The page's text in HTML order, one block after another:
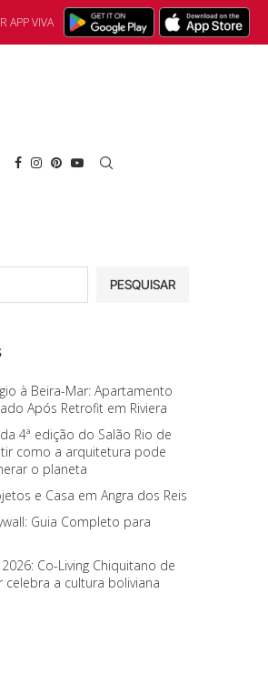
APP VIVA
PESQUISAR
à Beira-Mar: Apartamento
Após Retrofit em Riviera
4ª edição do Salão Rio de
como a arquitetura pode
o planeta
e Casa em Angra dos Reis
Guia Completo para
2026: Co-Living Chiquitano de
a cultura boliviana